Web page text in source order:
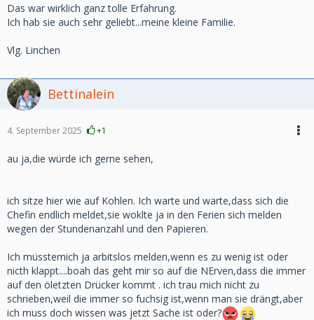
Das war wirklich ganz tolle Erfahrung.
Ich hab sie auch sehr geliebt...meine kleine Familie.
Vlg. Linchen
Bettinalein
4. September 2025 +1
au ja,die würde ich gerne sehen,
ich sitze hier wie auf Kohlen. Ich warte und warte,dass sich die
Chefin endlich meldet,sie woklte ja in den Ferien sich melden
wegen der Stundenanzahl und den Papieren.
Ich müsstemich ja arbitslos melden,wenn es zu wenig ist oder
nicth klappt....boah das geht mir so auf die NErven,dass die immer
auf den öletzten Drücker kommt . ich trau mich nicht zu
schrieben,weil die immer so fuchsig ist,wenn man sie drängt,aber
ich muss doch wissen was jetzt Sache ist oder?